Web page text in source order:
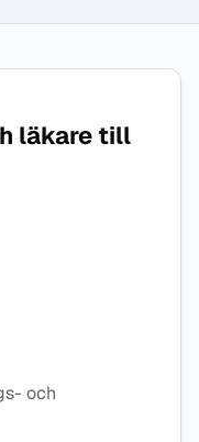
läkare till
och